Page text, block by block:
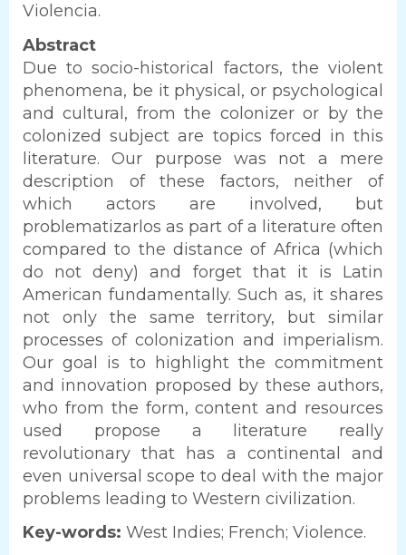
Violencia.
Abstract
Due to socio-historical factors, the violent
phenomena, be it physical, or psychological
and cultural, from the colonizer or by the
colonized subject are topics forced in this
literature. Our purpose was not a mere
description of these factors, neither of
which actors are involved, but
problematizarlos as part of a literature often
compared to the distance of Africa (which
do not deny) and forget that it is Latin
American fundamentally. Such as, it shares
not only the same territory, but similar
processes of colonization and imperialism.
Our goal is to highlight the commitment
and innovation proposed by these authors,
who from the form, content and resources
used propose a literature really
revolutionary that has a continental and
even universal scope to deal with the major
problems leading to Western civilization.
Key-words: West Indies; French; Violence.